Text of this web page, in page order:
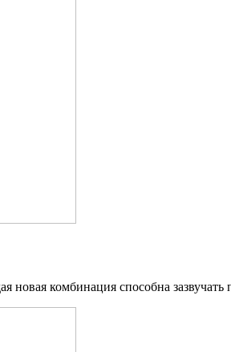
новая комбинация способна зазвучать